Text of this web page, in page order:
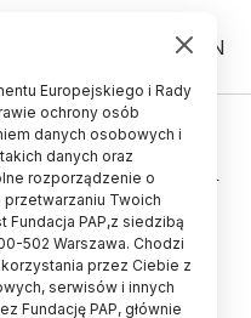
PL EN
o utworzeniu
Medycznej
do komisji
Europejskiego i Rady
ochrony osób
danych osobowych i
danych oraz
rozporządzenie o
Twoich
Fundacja PAP,z siedzibą
502 Warszawa. Chodzi
przez Ciebie z
serwisów i innych
Fundację PAP, głównie